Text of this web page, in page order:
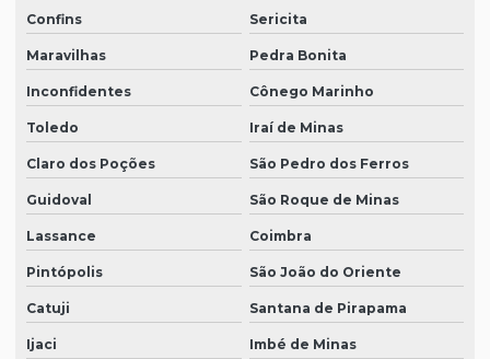
Confins Sericita
Maravilhas Pedra Bonita
Inconfidentes Cônego Marinho
Toledo Iraí de Minas
Claro dos Poções São Pedro dos Ferros
Guidoval São Roque de Minas
Lassance Coimbra
Pintópolis São João do Oriente
Catuji Santana de Pirapama
Ijaci Imbé de Minas